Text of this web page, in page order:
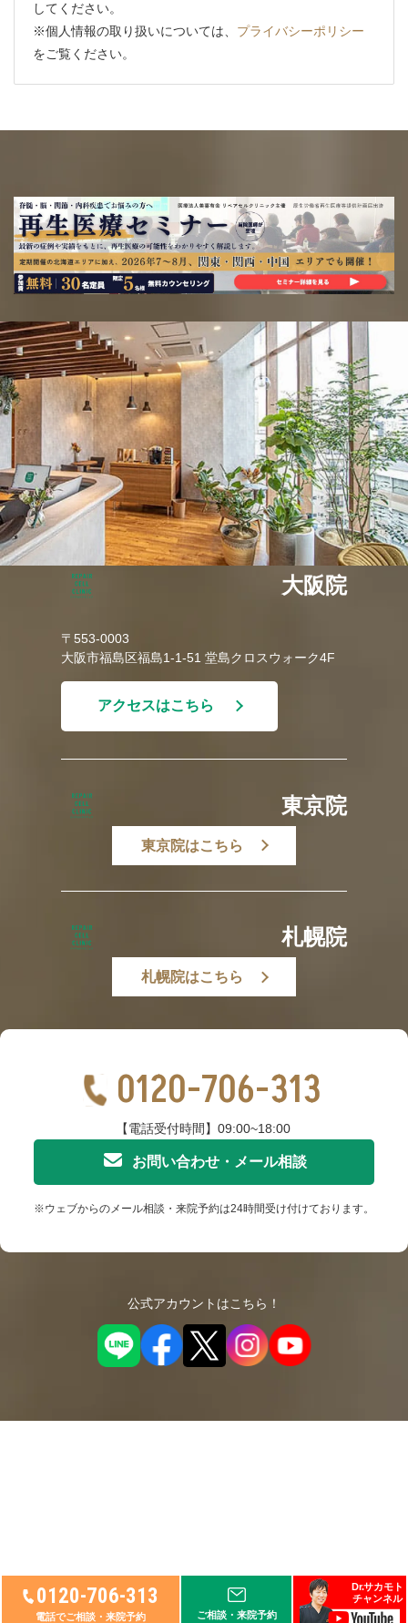
0120-706-313
電話でご相談・来院予約 ご相談・来院予約
Dr.サカモト
チャンネル
してください。
※個人情報の取り扱いについては、 プライバシーポリシー
をご覧ください。
大阪院
〒553-0003
大阪市福島区福島1-1-51 堂島クロスウォーク4F
アクセスはこちら
東京院
東京院はこちら
札幌院
札幌院はこちら
0120-706-313
【電話受付時間】09:00~18:00
お問い合わせ・メール相談
※ウェブからのメール相談・来院予約は24時間受け付けております。
公式アカウントはこちら！
© 2026 リペアセルクリニック, Ltd.